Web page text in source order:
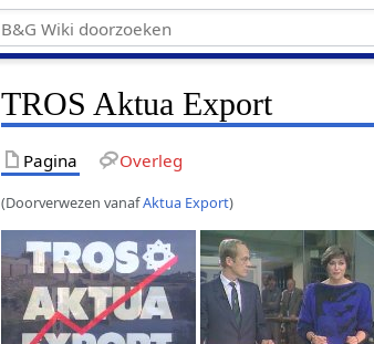
TROS Aktua Export
Pagina Overleg
(Doorverwezen vanafAktua Export)